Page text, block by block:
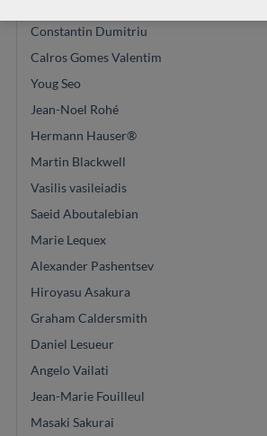
Constantin Dumitriu
Calros Gomes Valentim
Youg Seo
Jean-Noel Rohé
Hermann Hauser®
Martin Blackwell
Vasilis vasileiadis
Saeid Aboutalebian
Marie Lequex
Alexander Pashentsev
Hiroyasu Asakura
Graham Caldersmith
Daniel Lesueur
Angelo Vailati
Jean-Marie Fouilleul
Masaki Sakurai